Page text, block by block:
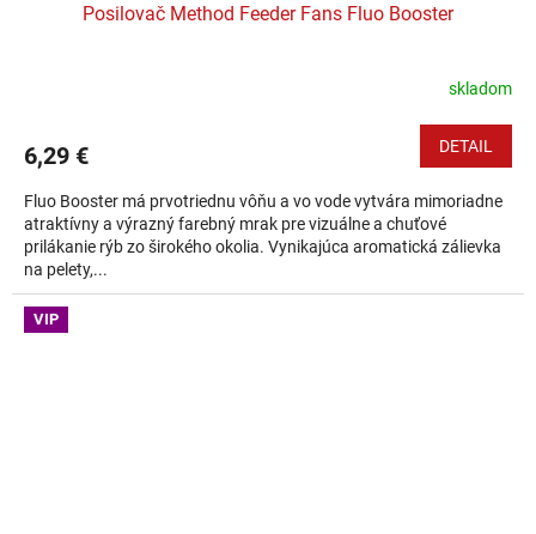
Posilovač Method Feeder Fans Fluo Booster
skladom
6,29 € DETAIL
Fluo Booster má prvotriednu vôňu a vo vode vytvára mimoriadne
atraktívny a výrazný farebný mrak pre vizuálne a chuťové
prilákanie rýb zo širokého okolia. Vynikajúca aromatická zálievka
na pelety,...
VIP